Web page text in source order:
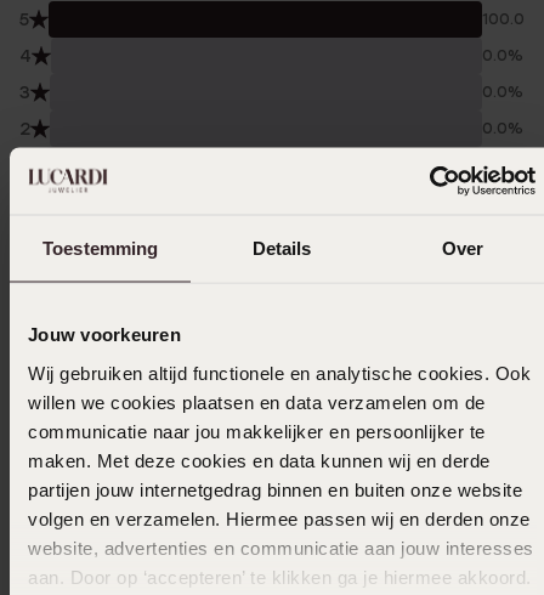
Toestemming Details Over
Jouw voorkeuren
Wij gebruiken altijd functionele en analytische cookies. Ook
willen we cookies plaatsen en data verzamelen om de
communicatie naar jou makkelijker en persoonlijker te
maken. Met deze cookies en data kunnen wij en derde
partijen jouw internetgedrag binnen en buiten onze website
volgen en verzamelen. Hiermee passen wij en derden onze
website, advertenties en communicatie aan jouw interesses
aan. Door op ‘accepteren’ te klikken ga je hiermee akkoord.
5 100.0%
4 0.0%
3 0.0%
2 0.0%
0.0%
Trusted shops
26-01-2026 - Tj D.
03-12-2024 - Silvia